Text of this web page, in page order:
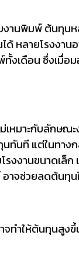
นพิมพ์ ต้นทุ
ด้ หลายโรง
งเดือน ซึ่งเ
หมาะกับลักษ
ที แต่ในทาง
งานขนาดเ
จช่วยลดต้นทุนใ
ทำให้ต้นทุน